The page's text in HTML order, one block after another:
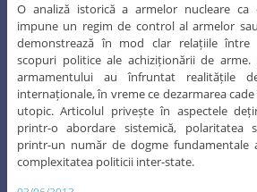
O analiză istorică a armelor nucleare
impune un regim de control al armelor
demonstrează în mod clar relațiile între
scopuri politice ale achiziționării de
armamentului au înfruntat realitățile
internaționale, în vreme ce dezarmarea
utopic. Articolul privește în aspectele
printr-o abordare sistemică, polaritatea
printr-un număr de dogme fundamentale
complexitatea politicii inter-state.